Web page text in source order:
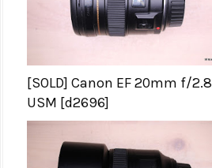
[SOLD] Canon EF 20mm f/2.8
USM [d2696]